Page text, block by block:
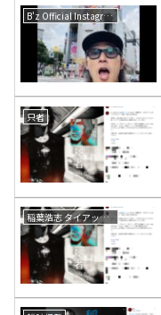
B'z Official Instagram
只者
稲葉浩志 タイアップ情報